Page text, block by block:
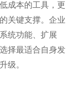
成本的工具，更
关键支撑。企业
统功能、扩展
择最适合自身发
级。